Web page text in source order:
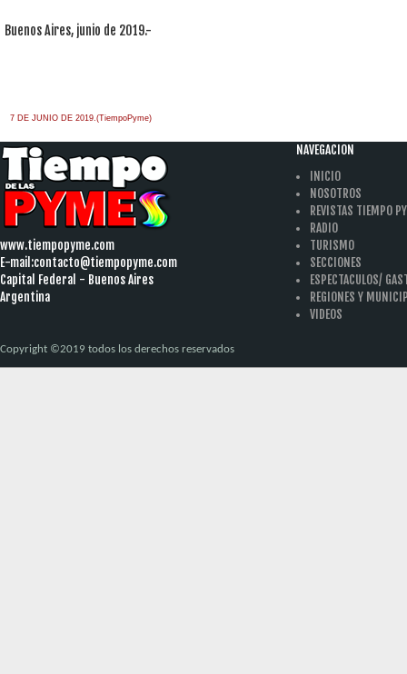
Buenos Aires, junio de 2019.-
7 DE JUNIO DE 2019.(TiempoPyme)
www.tiempopyme.com
E-mail:contacto@tiempopyme.com
Capital Federal - Buenos Aires
Argentina
NAVEGACION
INICIO
NOSOTROS
REVISTAS TIEMPO
RADIO
TURISMO
SECCIONES
ESPECTACULOS/
REGIONES Y
VIDEOS
Copyright ©2019 todos los derechos reservados